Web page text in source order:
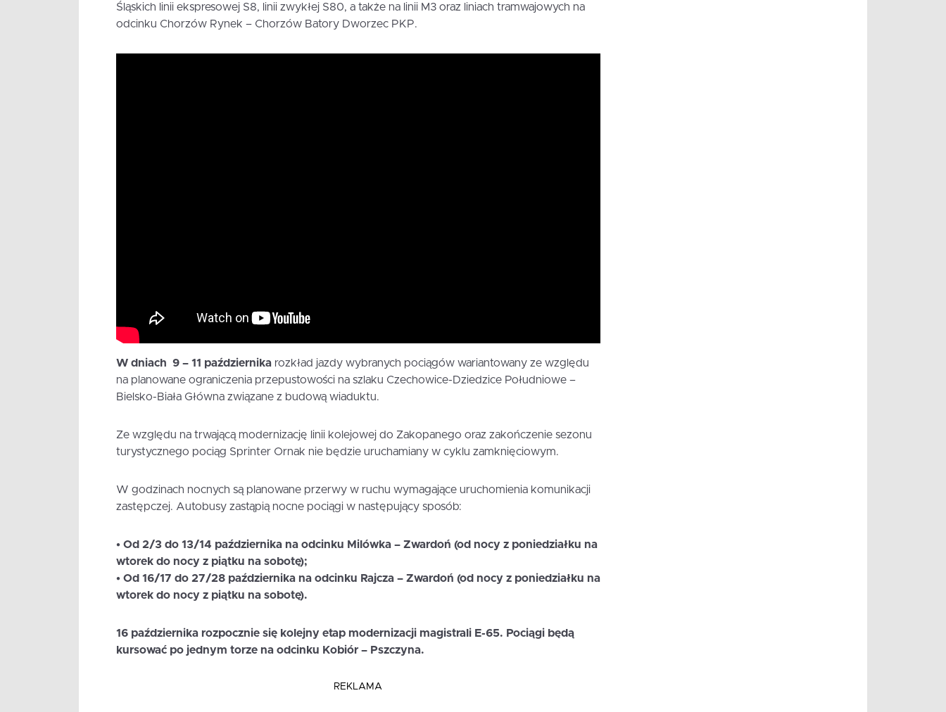
Śląskich linii ekspresowej S8, linii zwykłej S80, a także na linii M3 oraz liniach tramwajowych na
odcinku Chorzów Rynek – Chorzów Batory Dworzec PKP.
W dniach 9 – 11 październikarozkład jazdy wybranych pociągów wariantowany ze względu
na planowane ograniczenia przepustowości na szlaku Czechowice-Dziedzice Południowe –
Bielsko-Biała Główna związane z budową wiaduktu.
Ze względu na trwającą modernizację linii kolejowej do Zakopanego oraz zakończenie sezonu
turystycznego pociąg Sprinter Ornak nie będzie uruchamiany w cyklu zamknięciowym.
W godzinach nocnych są planowane przerwy w ruchu wymagające uruchomienia komunikacji
zastępczej. Autobusy zastąpią nocne pociągi w następujący sposób:
• Od 2/3 do 13/14 października na odcinku Milówka – Zwardoń (od nocy z poniedziałku na
wtorek do nocy z piątku na sobotę);
• Od 16/17 do 27/28 października na odcinku Rajcza – Zwardoń (od nocy z poniedziałku na
wtorek do nocy z piątku na sobotę).
16 października rozpocznie się kolejny etap modernizacji magistrali E-65. Pociągi będą
kursować po jednym torze na odcinku Kobiór – Pszczyna.
REKLAMA